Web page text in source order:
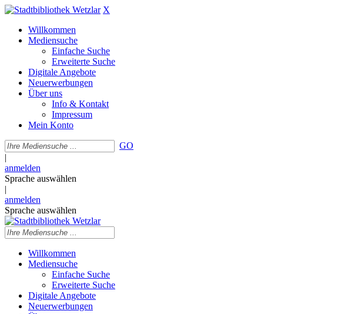
X
Willkommen
Mediensuche
Einfache Suche
Erweiterte Suche
Digitale Angebote
Neuerwerbungen
Über uns
Info & Kontakt
Impressum
Mein Konto
GO
|
anmelden
Sprache auswählen
|
anmelden
Sprache auswählen
Willkommen
Mediensuche
Einfache Suche
Erweiterte Suche
Digitale Angebote
Neuerwerbungen